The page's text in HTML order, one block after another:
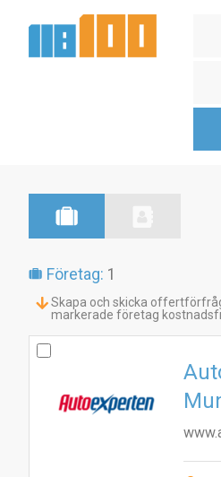
Företag: 1
Skapa och skicka
markerade företag